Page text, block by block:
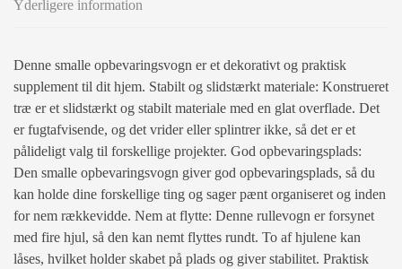
Yderligere information
Denne smalle opbevaringsvogn er et dekorativt og praktisk
supplement til dit hjem. Stabilt og slidstærkt materiale: Konstrueret
træ er et slidstærkt og stabilt materiale med en glat overflade. Det
er fugtafvisende, og det vrider eller splintrer ikke, så det er et
pålideligt valg til forskellige projekter. God opbevaringsplads:
Den smalle opbevaringsvogn giver god opbevaringsplads, så du
kan holde dine forskellige ting og sager pænt organiseret og inden
for nem rækkevidde. Nem at flytte: Denne rullevogn er forsynet
med fire hjul, så den kan nemt flyttes rundt. To af hjulene kan
låses, hvilket holder skabet på plads og giver stabilitet. Praktisk